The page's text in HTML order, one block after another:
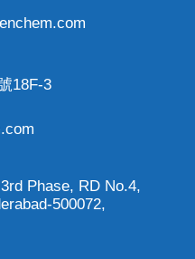
18F-3
Phase, RD No.4,
500072,